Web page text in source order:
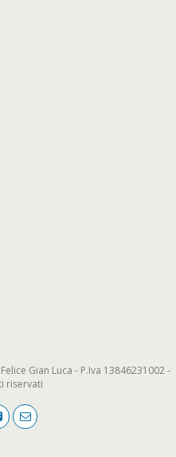
Gian Luca - P.Iva 13846231002 -
riservati